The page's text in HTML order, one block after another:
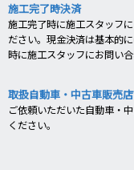
施工完了時決済
施工完了時に施工スタッフ
ださい。現金決済は基本的
時に施工スタッフにお問い合
取扱自動車・中古車販売店
ご依頼いただいた自動車・
ください。